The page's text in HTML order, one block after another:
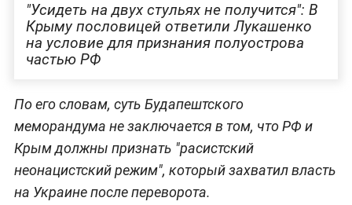
"Усидеть на двух стульях не получится": В
Крыму пословицей ответили Лукашенко
на условие для признания полуострова
частью РФ
По его словам, суть Будапештского
меморандума не заключается в том, что РФ и
Крым должны признать "расистский
неонацистский режим", который захватил власть
на Украине после переворота.